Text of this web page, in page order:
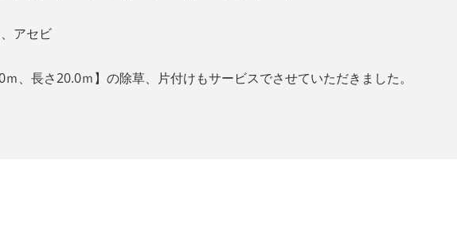
アセビ
、長さ20.0ｍ】の除草、片付けもサービスでさせていただきました。